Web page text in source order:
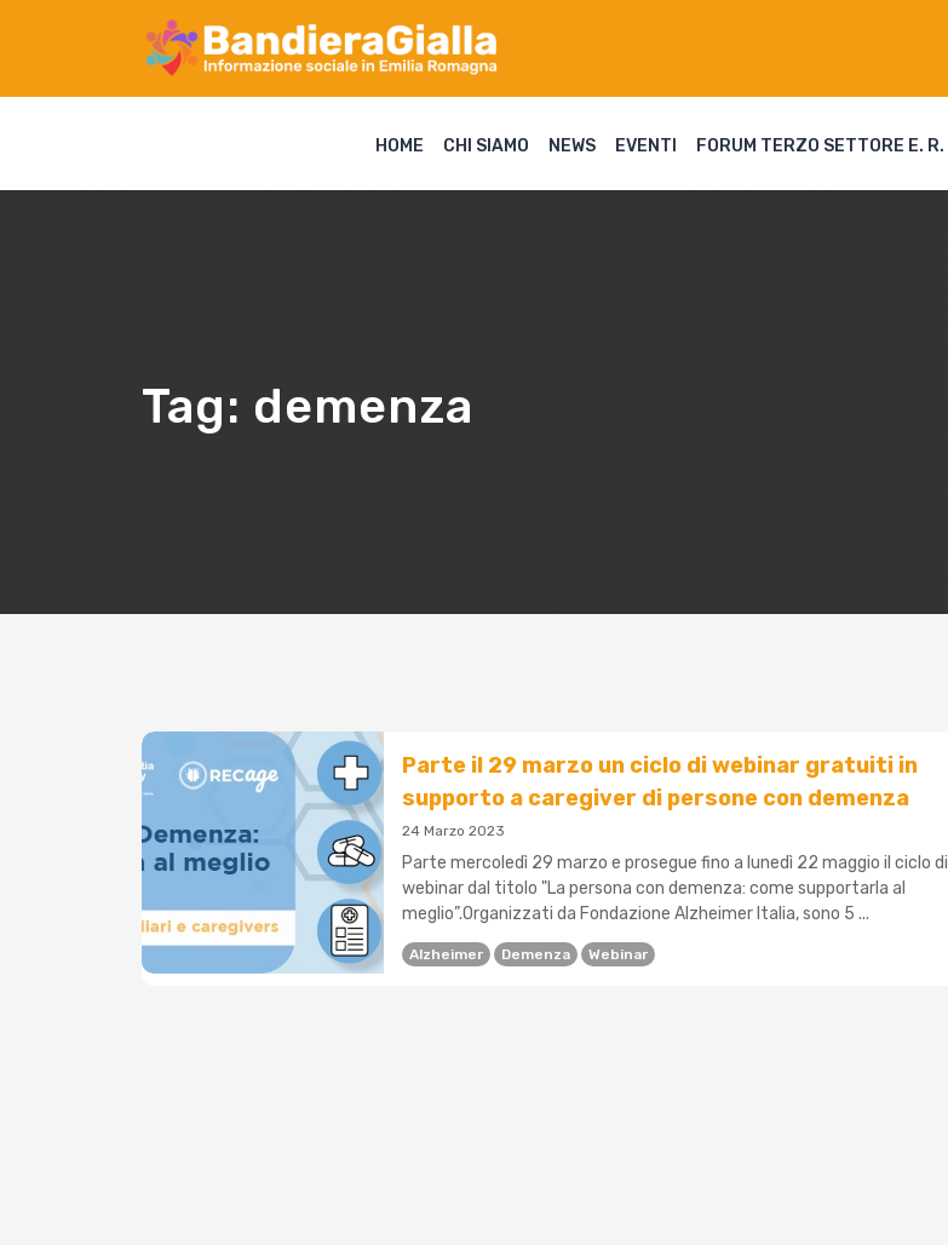
HOME CHI SIAMO NEWS EVENTI FORUM TERZO SETTORE E. R.
Tag: demenza
Parte il 29 marzo un ciclo di webinar gratuiti in
supporto a caregiver di persone con demenza
24 Marzo 2023
Parte mercoledì 29 marzo e prosegue fino a lunedì 22 maggio il ciclo di
webinar dal titolo "La persona con demenza: come supportarla al
meglio”.Organizzati da Fondazione Alzheimer Italia, sono 5 ...
Alzheimer Demenza Webinar